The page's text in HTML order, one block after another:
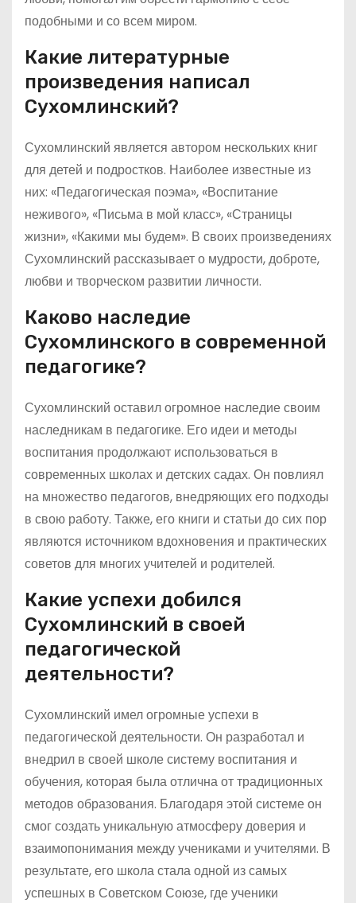
подобными и со всем миром.
Какие литературные
произведения написал
Сухомлинский?
Сухомлинский является автором нескольких книг
для детей и подростков. Наиболее известные из
них: «Педагогическая поэма», «Воспитание
неживого», «Письма в мой класс», «Страницы
жизни», «Какими мы будем». В своих произведениях
Сухомлинский рассказывает о мудрости, доброте,
любви и творческом развитии личности.
Каково наследие
Сухомлинского в современной
педагогике?
Сухомлинский оставил огромное наследие своим
наследникам в педагогике. Его идеи и методы
воспитания продолжают использоваться в
современных школах и детских садах. Он повлиял
на множество педагогов, внедряющих его подходы
в свою работу. Также, его книги и статьи до сих пор
являются источником вдохновения и практических
советов для многих учителей и родителей.
Какие успехи добился
Сухомлинский в своей
педагогической
деятельности?
Сухомлинский имел огромные успехи в
педагогической деятельности. Он разработал и
внедрил в своей школе систему воспитания и
обучения, которая была отлична от традиционных
методов образования. Благодаря этой системе он
смог создать уникальную атмосферу доверия и
взаимопонимания между учениками и учителями. В
результате, его школа стала одной из самых
успешных в Советском Союзе, где ученики